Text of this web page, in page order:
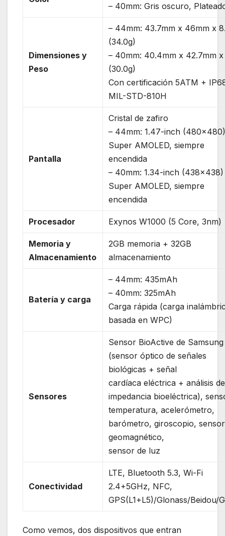
– 40mm: Gris oscuro,
Dimensiones y
Peso
– 44mm: 43.7mm x 46mm x
(34.0g)
– 40mm: 40.4mm x 42.7mm
(30.0g)
Con certificación 5ATM +
MIL-STD-810H
Pantalla
Cristal de zafiro
– 44mm: 1.47-inch
Super AMOLED, siempre
encendida
– 40mm: 1.34-inch (438×438)
Super AMOLED, siempre
encendida
Procesador Exynos W1000 (5 Core, 3nm)
Memoria y
Almacenamiento
2GB memoria + 32GB
almacenamiento
Batería y carga
– 44mm: 435mAh
– 40mm: 325mAh
Carga rápida (carga
basada en WPC)
Sensores
Sensor BioActive de Samsung
(sensor óptico de señales
biológicas + señal
cardíaca eléctrica + análisis de
impedancia bioeléctrica),
temperatura, acelerómetro,
barómetro, giroscopio, sensor
geomagnético,
sensor de luz
Conectividad
LTE, Bluetooth 5.3, Wi-Fi
2.4+5GHz, NFC,
GPS(L1+L5)/Glonass/Beidou/
Como vemos, dos dispositivos que entran